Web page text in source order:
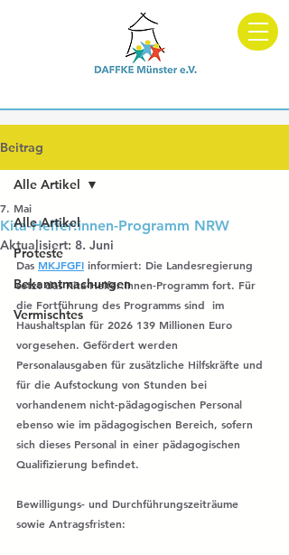
Beitrag
Alle Artikel
Proteste
Bekanntmachungen
Vermischtes
Alle Artikel
Kita-Helfer:innen-Programm NRW
7. Mai
Aktualisiert: 8. Juni
Das MKJFGFI informiert: Die Landesregierung
setzt das Kita-Helfer:innen-Programm fort. Für
die Fortführung des Programms sind  im
Haushaltsplan für 2026 139 Millionen Euro
vorgesehen. Gefördert werden
Personalausgaben für zusätzliche Hilfskräfte und
für die Aufstockung von Stunden bei
vorhandenem nicht-pädagogischen Personal
ebenso wie im pädagogischen Bereich, sofern
sich dieses Personal in einer pädagogischen
Qualifizierung befindet.
Bewilligungs- und Durchführungszeiträume
sowie Antragsfristen: